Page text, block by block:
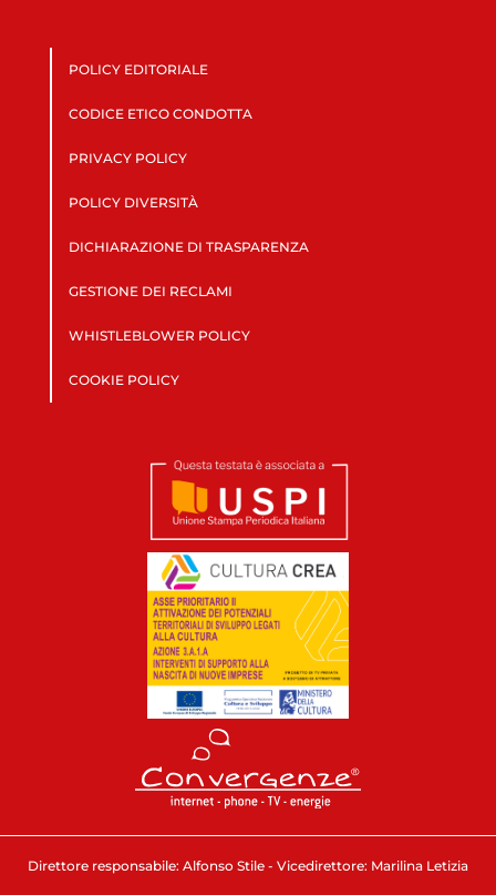
POLICY EDITORIALE
CODICE ETICO CONDOTTA
PRIVACY POLICY
POLICY DIVERSITÀ
DICHIARAZIONE DI TRASPARENZA
GESTIONE DEI RECLAMI
WHISTLEBLOWER POLICY
COOKIE POLICY
Direttore responsabile: Alfonso Stile - Vicedirettore: Marilina Letizia